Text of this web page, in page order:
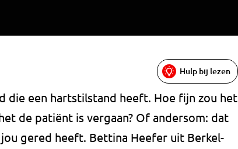
Hulp bij lezen
die een hartstilstand heeft. Hoe fijn zou het
de patiënt is vergaan? Of andersom: dat
gered heeft. Bettina Heefer uit Berkel-